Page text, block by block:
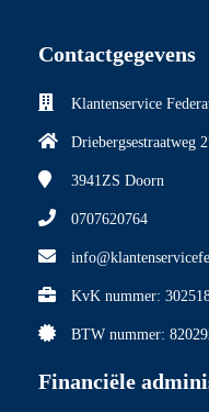
Contactgegevens
Klantenservice
Driebergsestraatweg
3941ZS Doorn
0707620764
KvK nummer:
BTW nummer:
Financiële